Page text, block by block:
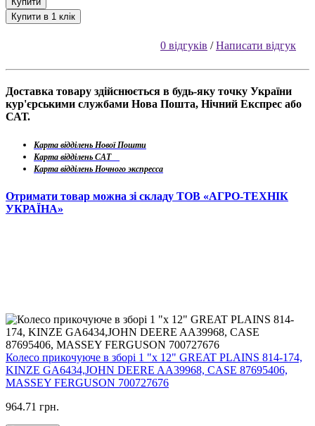
Купити в 1 клік
0 відгуків /Написати відгук
Доставка товару здійснюється в будь-яку точку України
кур'єрськими службами Нова Пошта, Нічний Експрес або
САТ.
Карта відділень Нової Пошти
Карта відділень САТ
Карта відділень Ночного экспресса
Отримати товар можна зі складу ТОВ «АГРО-ТЕХНІК
УКРАЇНА»
Колесо прикочуюче в зборі 1 "х 12" GREAT PLAINS 814-174,
KINZE GA6434,JOHN DEERE AA39968, CASE 87695406,
MASSEY FERGUSON 700727676
964.71 грн.